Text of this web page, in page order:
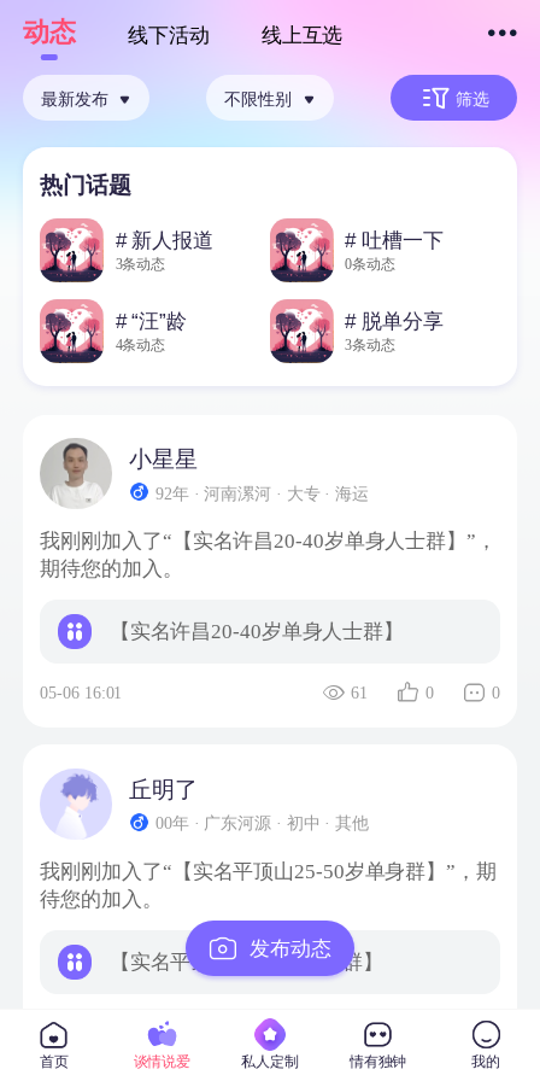
动态 线下活动 线上互选
下拉刷新
最新发布 不限性别 筛选
热门话题
# 新人报道
3条动态
# 吐槽一下
0条动态
# “汪”龄
4条动态
# 脱单分享
3条动态
小星星
92年 · 河南漯河 · 大专 · 海运
我刚刚加入了“【实名许昌20-40岁单身人士群】”，
期待您的加入。
【实名许昌20-40岁单身人士群】
05-06 16:01 61 0 0
丘明了
00年 · 广东河源 · 初中 · 其他
我刚刚加入了“【实名平顶山25-50岁单身群】”，期
待您的加入。
【实名平顶山25-50岁单身群】
02-04 15:31 101 0
发布动态
首页 谈情说爱 私人定制 情有独钟 我的